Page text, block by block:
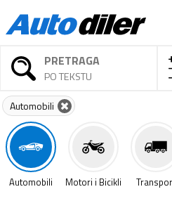
PRETRAGA
PO TEKSTU
Automobili
Automobili Motori i Bicikli